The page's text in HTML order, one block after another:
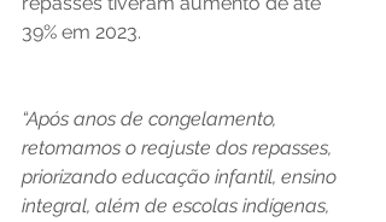
39% em 2023.
“Após anos de congelamento,
retomamos o reajuste dos repasses,
priorizando educação infantil, ensino
integral, além de escolas indígenas,